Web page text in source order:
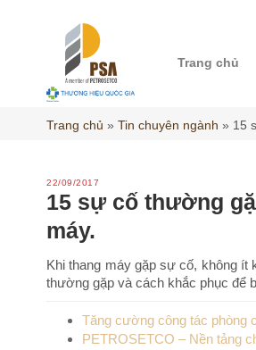
Trang chủ
Trang chủ » Tin chuyên ngành » 15
22/09/2017
15 sự cố thường
máy.
Khi thang máy gặp sự cố, không
thường gặp và cách khắc phục để
Tăng cường công tác phòng
PETROSETCO – Nền tảng